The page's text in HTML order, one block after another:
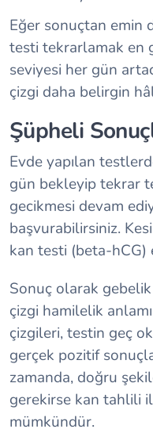
Eğer sonuçtan emin
testi tekrarlamak en
seviyesi her gün
çizgi daha belirgin
Şüpheli
Evde yapılan
gün bekleyip tekrar
gecikmesi devam
başvurabilirsiniz.
kan testi (beta-
Sonuç olarak
çizgi hamilelik
çizgileri, testin geç
gerçek pozitif
zamanda, doğru
gerekirse kan tahlili
mümkündür.